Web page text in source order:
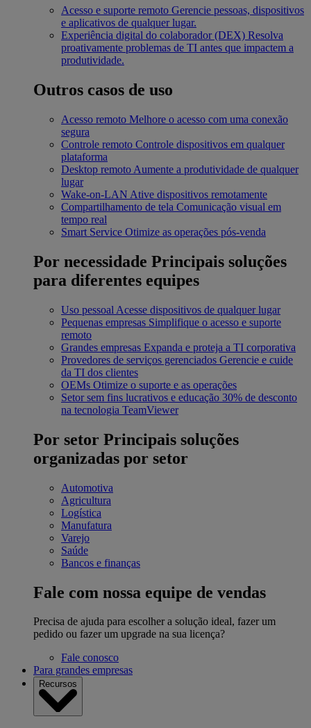
Acesso e suporte remoto Gerencie pessoas, dispositivos
e aplicativos de qualquer lugar.
Experiência digital do colaborador (DEX) Resolva
proativamente problemas de TI antes que impactem a
produtividade.
Outros casos de uso
Acesso remoto Melhore o acesso com uma conexão
segura
Controle remoto Controle dispositivos em qualquer
plataforma
Desktop remoto Aumente a produtividade de qualquer
lugar
Wake-on-LAN Ative dispositivos remotamente
Compartilhamento de tela Comunicação visual em
tempo real
Smart Service Otimize as operações pós-venda
Por necessidade Principais soluções
para diferentes equipes
Uso pessoal Acesse dispositivos de qualquer lugar
Pequenas empresas Simplifique o acesso e suporte
remoto
Grandes empresas Expanda e proteja a TI corporativa
Provedores de serviços gerenciados Gerencie e cuide
da TI dos clientes
OEMs Otimize o suporte e as operações
Setor sem fins lucrativos e educação 30% de desconto
na tecnologia TeamViewer
Por setor Principais soluções
organizadas por setor
Automotiva
Agricultura
Logística
Manufatura
Varejo
Saúde
Bancos e finanças
Fale com nossa equipe de vendas
Precisa de ajuda para escolher a solução ideal, fazer um
pedido ou fazer um upgrade na sua licença?
Fale conosco
Para grandes empresas
Recursos